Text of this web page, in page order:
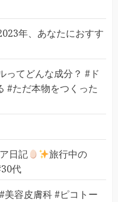
年、あなたにおすす
ってどんな成分？ #ド
#ただ本物をつくった
日記
旅行中の
代
美容皮膚科 #ピコトー